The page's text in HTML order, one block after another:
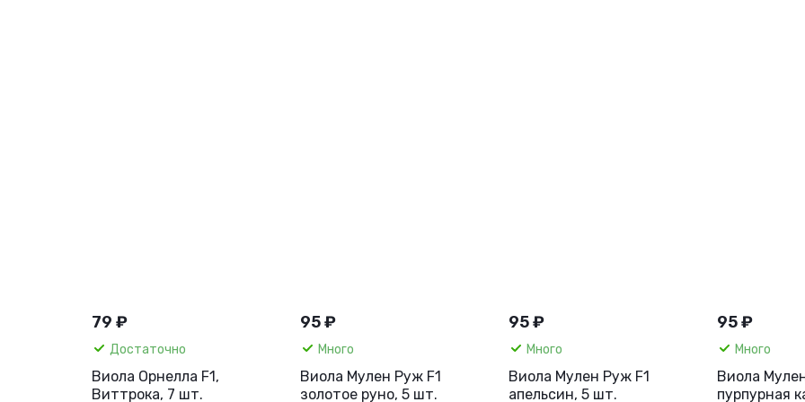
79 ₽
Достаточно
Виола Орнелла F1,
Виттрока, 7 шт.
95 ₽
Много
Виола Мулен Руж F1
золотое руно, 5 шт.
95 ₽
Много
Виола Мулен Руж F1
апельсин, 5 шт.
95 ₽
Много
Виола
пурпурная